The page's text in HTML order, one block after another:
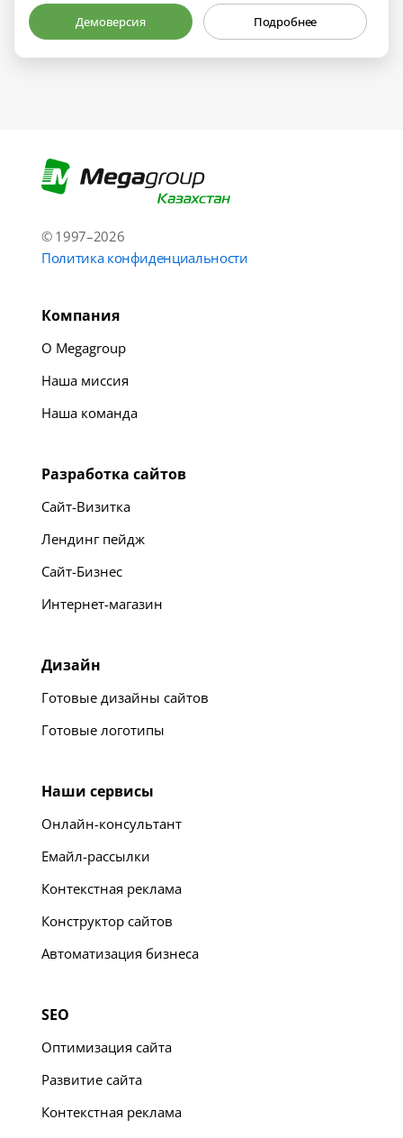
Демоверсия Подробнее
© 1997–2026
Политика конфиденциальности
Компания
О Megagroup
Наша миссия
Наша команда
Разработка сайтов
Сайт-Визитка
Лендинг пейдж
Сайт-Бизнес
Интернет-магазин
Дизайн
Готовые дизайны сайтов
Готовые логотипы
Наши сервисы
Онлайн-консультант
Емайл-рассылки
Контекстная реклама
Конструктор сайтов
Автоматизация бизнеса
SEO
Оптимизация сайта
Развитие сайта
Контекстная реклама